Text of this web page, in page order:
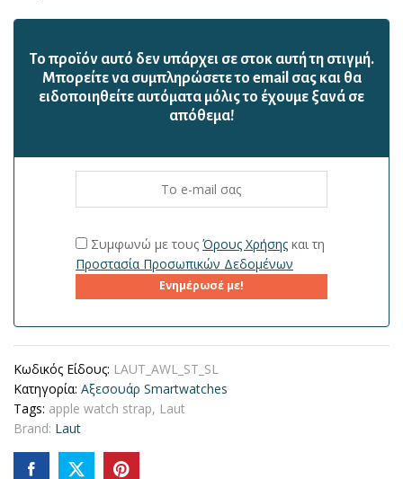
Το προϊόν αυτό δεν υπάρχει σε στοκ αυτή τη στιγμή.
Mπορείτε να συμπληρώσετε το email σας και θα
ειδοποιηθείτε αυτόματα μόλις το έχουμε ξανά σε
απόθεμα!
Συμφωνώ με τουςΌρους Χρήσης και τη
Προστασία Προσωπικών Δεδομένων
Ενημέρωσέ με!
Κωδικός Είδους: LAUT_AWL_ST_SL
Κατηγορία: Αξεσουάρ Smartwatches
Tags: apple watch strap, Laut
Brand: Laut